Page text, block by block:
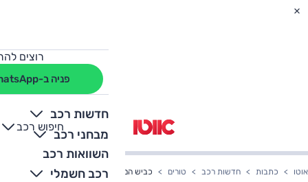
רוצים
פניה ב-WhatsApp
חדשות רכב
מבחני רכב
השוואות רכב
רכב חשמלי
חיפוש רכב
+
-
אוטו כתבות חדשות רכב טורים כביש המערכת 438 / החום של אוגוסט